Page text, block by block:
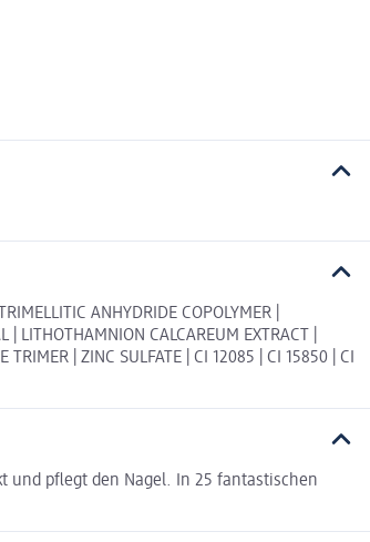
ANHYDRIDE COPOLYMER |
LITHOTHAMNION CALCAREUM EXTRACT |
TRIMER | ZINC SULFATE | CI 12085 | CI 15850 | CI
und pflegt den Nagel. In 25 fantastischen